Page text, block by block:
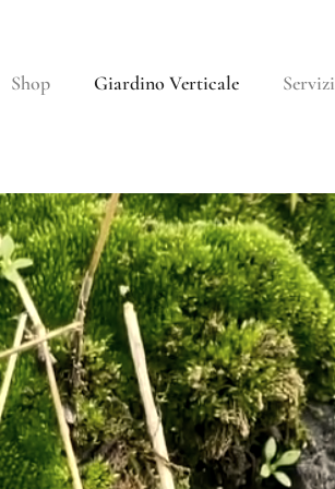
Shop Giardino Verticale Servizi